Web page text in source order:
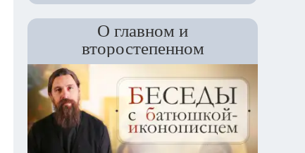
О главном и
второстепенном